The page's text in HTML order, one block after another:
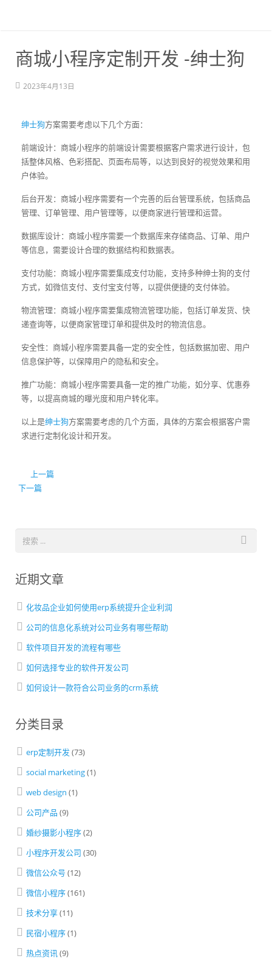
商城小程序定制开发 -绅士狗
2023年4月13日
绅士狗方案需要考虑以下几个方面：
前端设计：商城小程序的前端设计需要根据客户需求进行设计，包
括整体风格、色彩搭配、页面布局等，以达到良好的视觉效果和用
户体验。
后台开发：商城小程序需要有一个完善的后台管理系统，包括商品
管理、订单管理、用户管理等，以便商家进行管理和运营。
数据库设计：商城小程序需要一个数据库来存储商品、订单、用户
等信息，需要设计合理的数据结构和数据表。
支付功能：商城小程序需要集成支付功能，支持多种绅士狗的支付
方式，如微信支付、支付宝支付等，以提供便捷的支付体验。
物流管理：商城小程序需要集成物流管理功能，包括订单发货、快
递查询等，以便商家管理订单和提供及时的物流信息。
安全性：商城小程序需要具备一定的安全性，包括数据加密、用户
信息保护等，以保障用户的隐私和安全。
推广功能：商城小程序需要具备一定的推广功能，如分享、优惠券
等，以提高商城的曝光度和用户转化率。
以上是绅士狗方案需要考虑的几个方面，具体的方案会根据客户需
求进行定制化设计和开发。
上一篇
下一篇
近期文章
化妆品企业如何使用erp系统提升企业利润
公司的信息化系统对公司业务有哪些帮助
软件项目开发的流程有哪些
如何选择专业的软件开发公司
如何设计一款符合公司业务的crm系统
分类目录
erp定制开发 (73)
social marketing(1)
web design (1)
公司产品 (9)
婚纱摄影小程序(2)
小程序开发公司 (30)
微信公众号(12)
微信小程序(161)
技术分享(11)
民宿小程序(1)
热点资讯(9)